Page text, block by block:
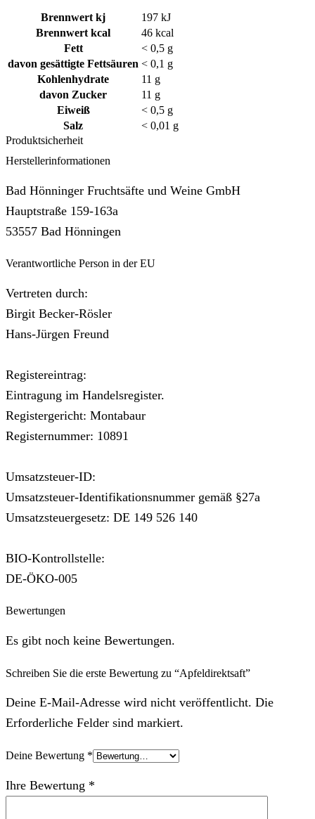
Brennwert kj 197 kJ
Brennwert kcal
46 kcal
Fett
< 0,5 g
davon gesättigte Fettsäuren < 0,1 g
Kohlenhydrate
11 g
davon Zucker 11 g
Eiweiß
< 0,5 g
Salz
< 0,01 g
Produktsicherheit
Herstellerinformationen
Bad Hönninger Fruchtsäfte und Weine GmbH
Hauptstraße 159-163a
53557 Bad Hönningen
Verantwortliche Person in der EU
Vertreten durch:
Birgit Becker-Rösler
Hans-Jürgen Freund
Registereintrag:
Eintragung im Handelsregister.
Registergericht: Montabaur
Registernummer: 10891
Umsatzsteuer-ID:
Umsatzsteuer-Identifikationsnummer gemäß §27a
Umsatzsteuergesetz: DE 149 526 140
BIO-Kontrollstelle:
DE-ÖKO-005
Bewertungen
Es gibt noch keine Bewertungen.
Schreiben Sie die erste Bewertung zu “Apfeldirektsaft”
Deine E-Mail-Adresse wird nicht veröffentlicht. Die
Erforderliche Felder sind markiert.
Deine Bewertung *
Ihre Bewertung *